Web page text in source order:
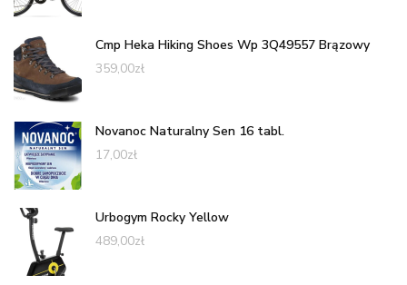
Cmp Heka Hiking Shoes Wp 3Q49557 Brązowy
359,00zł
Novanoc Naturalny Sen 16 tabl.
17,00zł
Urbogym Rocky Yellow
489,00zł